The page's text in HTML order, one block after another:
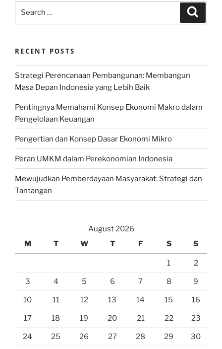
RECENT POSTS
Strategi Perencanaan Pembangunan: Membangun
Masa Depan Indonesia yang Lebih Baik
Pentingnya Memahami Konsep Ekonomi Makro dalam
Pengelolaan Keuangan
Pengertian dan Konsep Dasar Ekonomi Mikro
Peran UMKM dalam Perekonomian Indonesia
Mewujudkan Pemberdayaan Masyarakat: Strategi dan
Tantangan
August 2026
M
T W T F S S
1 2
3 4 5 6 7 8 9
10 11 12 13 14 15 16
17 18 19 20 21 22 23
24 25 26 27 28 29 30